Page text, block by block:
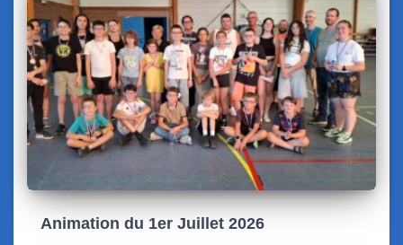
Animation du 1er Juillet 2026